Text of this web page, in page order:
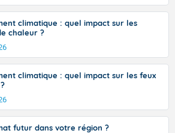
climatique : quel impact sur les
chaleur ?
climatique : quel impact sur les feux
futur dans votre région ?